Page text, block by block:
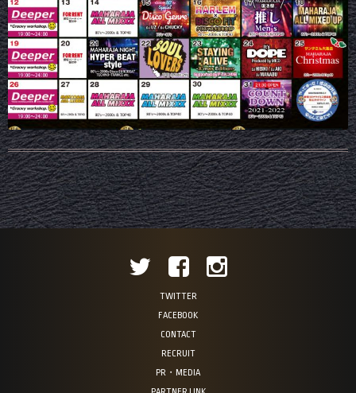
TWITTER
FACEBOOK
CONTACT
RECRUIT
PR・MEDIA